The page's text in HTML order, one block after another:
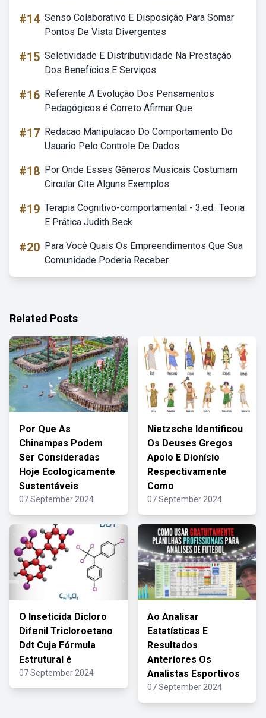
#14 Senso Colaborativo E Disposição Para Somar
Pontos De Vista Divergentes
#15 Seletividade E Distributividade Na Prestação
Dos Benefícios E Serviços
#16 Referente A Evolução Dos Pensamentos
Pedagógicos é Correto Afirmar Que
#17 Redacao Manipulacao Do Comportamento Do
Usuario Pelo Controle De Dados
#18 Por Onde Esses Gêneros Musicais Costumam
Circular Cite Alguns Exemplos
#19 Terapia Cognitivo-comportamental - 3.ed.: Teoria
E Prática Judith Beck
#20 Para Você Quais Os Empreendimentos Que Sua
Comunidade Poderia Receber
Related Posts
Por Que As
Chinampas Podem
Ser Consideradas
Hoje Ecologicamente
Sustentáveis
07 September 2024
Nietzsche Identificou
Os Deuses Gregos
Apolo E Dionísio
Respectivamente
Como
07 September 2024
O Inseticida Dicloro
Difenil Tricloroetano
Ddt Cuja Fórmula
Estrutural é
07 September 2024
Ao Analisar
Estatísticas E
Resultados
Anteriores Os
Analistas Esportivos
07 September 2024